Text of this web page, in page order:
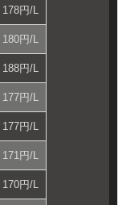
178円/L
180円/L
188円/L
177円/L
177円/L
171円/L
170円/L